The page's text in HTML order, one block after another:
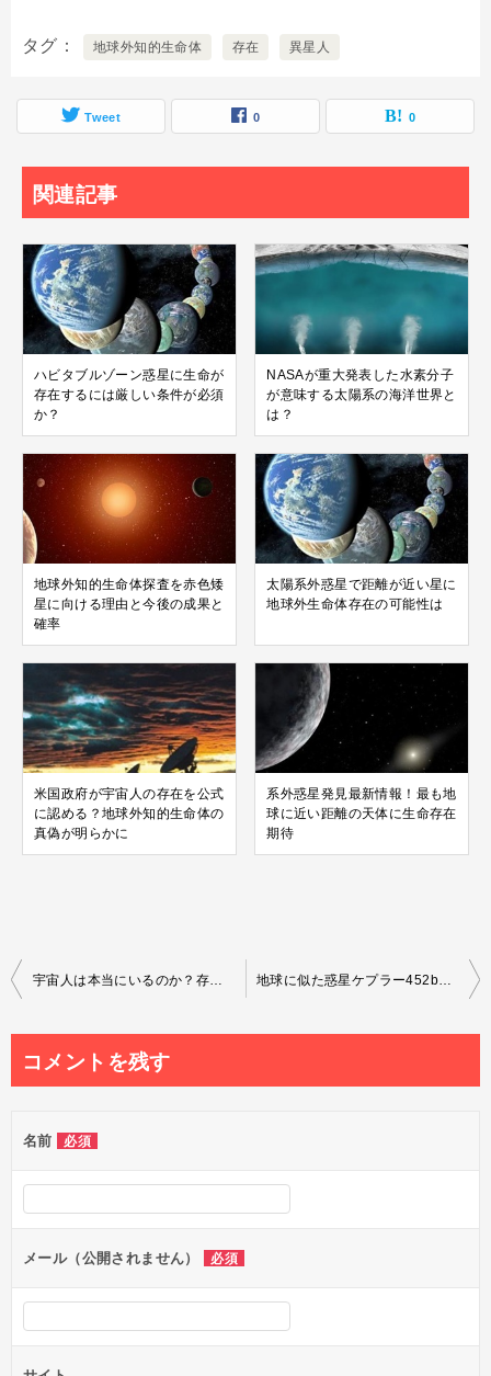
タグ 地球外知的生命体 存在 異星人
Tweet 0 0
関連記事
ハビタブルゾーン惑星に生命が
存在するには厳しい条件が必須
か？
NASAが重大発表した水素分子
が意味する太陽系の海洋世界と
は？
地球外知的生命体探査を赤色矮
星に向ける理由と今後の成果と
確率
太陽系外惑星で距離が近い星に
地球外生命体存在の可能性は
米国政府が宇宙人の存在を公式
に認める？地球外知的生命体の
真偽が明らかに
系外惑星発見最新情報！最も地
球に近い距離の天体に生命存在
期待
投
ビ
ー
シ
ョ
ン
コメントを残す
名前 必須
メール（公開されません） 必須